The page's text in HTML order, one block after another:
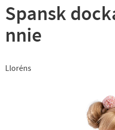
Spansk
nnie
Lloréns